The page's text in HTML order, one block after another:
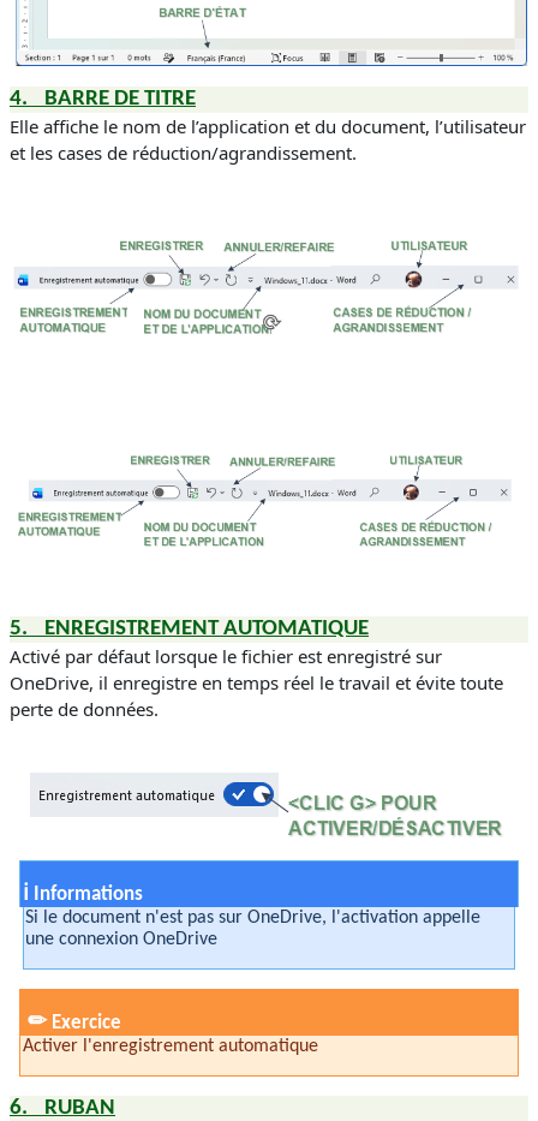
4. BARRE DE TITRE
Elle affiche le nom de l’application et du document, l’utilisateur
et les cases de réduction/agrandissement.
5. ENREGISTREMENT AUTOMATIQUE
Activé par défaut lorsque le fichier est enregistré sur
OneDrive, il enregistre en temps réel le travail et évite toute
perte de données.
ℹ
Informations
Si le document n'est pas sur OneDrive, l'activation appelle
une connexion OneDrive
✏ Exercice
Activer l'enregistrement automatique
6. RUBAN